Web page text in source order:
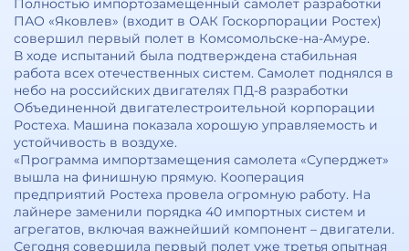
Полностью импортозамещенный самолет разработки
ПАО «Яковлев» (входит в ОАК Госкорпорации Ростех)
совершил первый полет в Комсомольске-на-Амуре.
В ходе испытаний была подтверждена стабильная
работа всех отечественных систем. Самолет поднялся в
небо на российских двигателях ПД-8 разработки
Объединенной двигателестроительной корпорации
Ростеха. Машина показала хорошую управляемость и
устойчивость в воздухе.
«Программа импортзамещения самолета «Суперджет»
вышла на финишную прямую. Кооперация
предприятий Ростеха провела огромную работу. На
лайнере заменили порядка 40 импортных систем и
агрегатов, включая важнейший компонент – двигатели.
Сегодня совершила первый полет уже третья опытная